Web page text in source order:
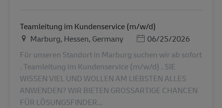
Teamleitung im Kundenservice (m/w/d)
LieuMarburg, Hessen, Germany Posted Date
06/25/2026
Für unseren Standort in Marburg suchen wir ab sofort
. Teamleitung im Kundenservice (m/w/d) . SIE
WISSEN VIEL UND WOLLEN AM LIEBSTEN ALLES
ANWENDEN? WIR BIETEN GROSSARTIGE CHANCEN
FÜR LÖSUNGSFINDER...